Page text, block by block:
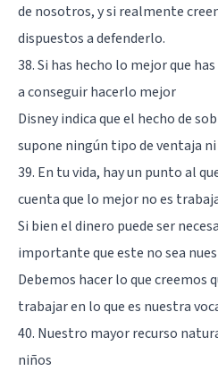
de nosotros, y si realmente
dispuestos a defenderlo.
38. Si has hecho lo mejor que
a conseguir hacerlo mejor
Disney indica que el hecho de
supone ningún tipo de ventaja
39. En tu vida, hay un punto al
cuenta que lo mejor no es
Si bien el dinero puede ser
importante que este no sea
Debemos hacer lo que creemos
trabajar en lo que es nuestra
40. Nuestro mayor recurso
niños